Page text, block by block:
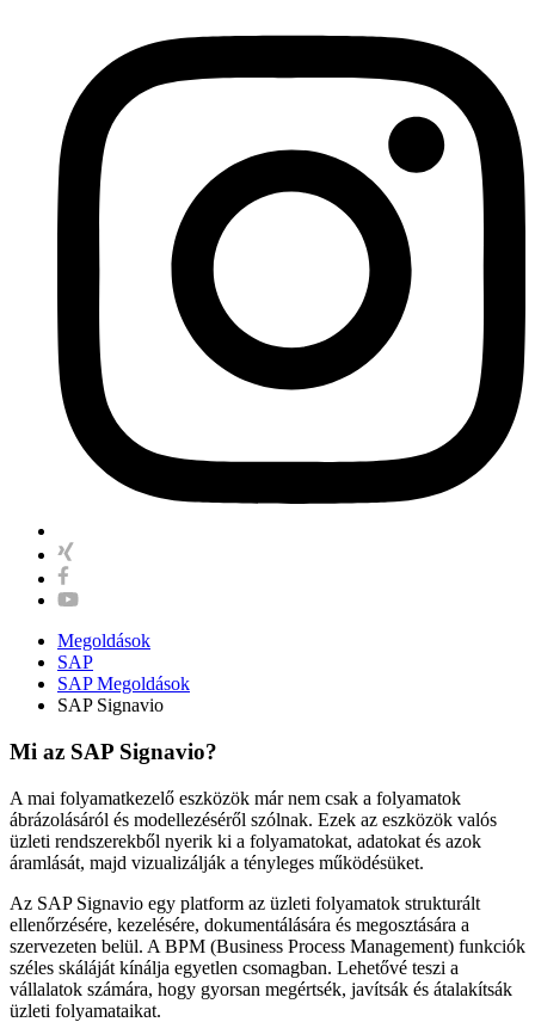
Megoldások
SAP
SAP Megoldások
SAP Signavio
Mi az SAP Signavio?
A mai folyamatkezelő eszközök már nem csak a folyamatok
ábrázolásáról és modellezéséről szólnak. Ezek az eszközök valós
üzleti rendszerekből nyerik ki a folyamatokat, adatokat és azok
áramlását, majd vizualizálják a tényleges működésüket.
Az SAP Signavio egy platform az üzleti folyamatok strukturált
ellenőrzésére, kezelésére, dokumentálására és megosztására a
szervezeten belül. A BPM (Business Process Management) funkciók
széles skáláját kínálja egyetlen csomagban. Lehetővé teszi a
vállalatok számára, hogy gyorsan megértsék, javítsák és átalakítsák
üzleti folyamataikat.